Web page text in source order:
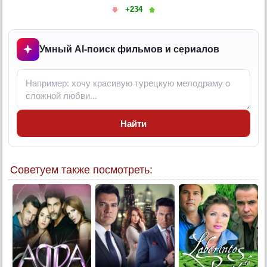
7 серия
7 серия (суб)
8 серия (суб)
9 серия
10 серия
11 серия (суб)
12 серия
12 серия (суб)
13 серия
13 серия (суб)
+234
Умный AI-поиск фильмов и сериалов
Найти
Советуем также посмотреть: